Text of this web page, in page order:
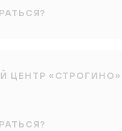
ЦЕНТР «СТРОГИНО»